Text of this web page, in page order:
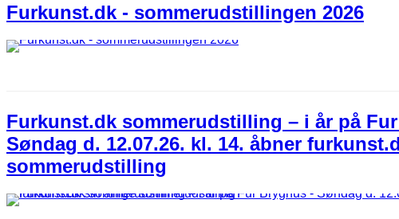
Furkunst.dk - sommerudstillingen 2026
Furkunst.dk sommerudstilling – i år på
Søndag d. 12.07.26. kl. 14. åbner
sommerudstilling